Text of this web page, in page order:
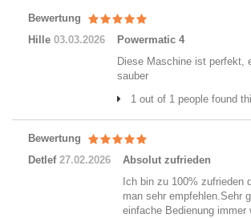
Bewertung
Hille 03.03.2026
Powermatic 4
Diese Maschine ist perfekt,
sauber
1 out of 1 people found
Bewertung
Detlef 27.02.2026
Absolut zufrieden
Ich bin zu 100% zufrieden
man sehr empfehlen.Sehr
einfache Bedienung immer